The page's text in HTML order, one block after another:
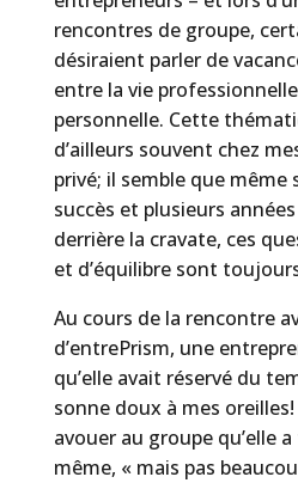
rencontres de groupe,
désiraient parler de
entre la vie
personnelle. Cette
d’ailleurs souvent chez
privé; il semble que même
succès et plusieurs
derrière la cravate, ces
et d’équilibre sont
Au cours de la rencontre
d’entrePrism, une
qu’elle avait réservé du
sonne doux à mes
avouer au groupe qu’elle
même, « mais pas